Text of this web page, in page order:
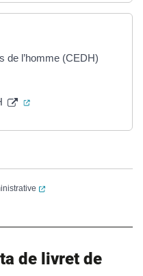
de l’homme (CEDH)
onglet)
(ouverture dans un
(ouverture dans un
dans un nouvel onglet)
de livret de